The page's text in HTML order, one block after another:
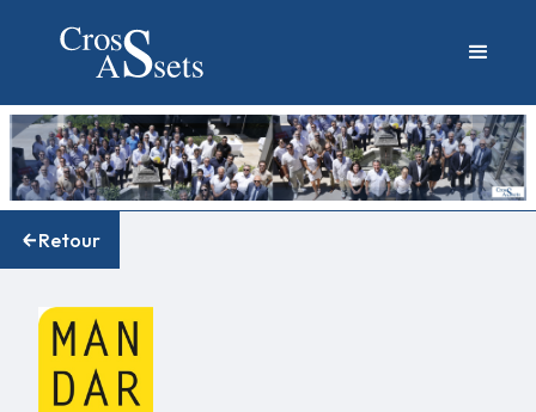
Retour